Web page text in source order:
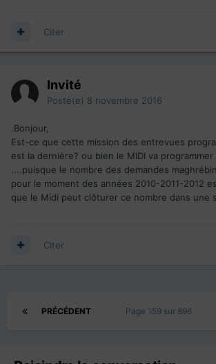
Citer
Invité
Posté(e) 8 novembre 2016
.Bonjour,
Est-ce que cette mission des entrevues
est la dernière? ou bien le MIDI va
....puisque le nombre des demandes
pour le moment des années 2010-2011-2012
que le Midi peut clôturer ce nombre dans une
Citer
PRÉCÉDENT Page 159 sur 896